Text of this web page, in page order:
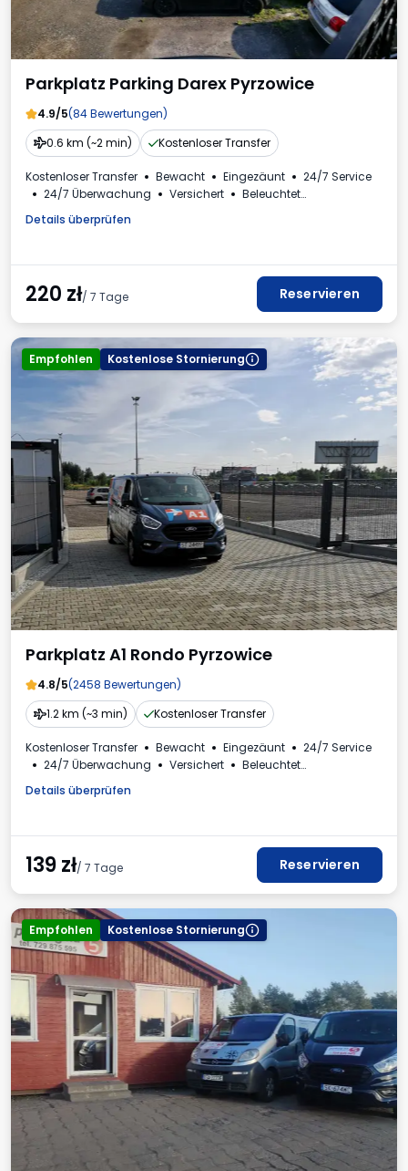
Parkplatz Parking Darex Pyrzowice
4.9/5(84 Bewertungen)
0.6 km (~2 min)
Kostenloser Transfer
Kostenloser Transfer Bewacht Eingezäunt
24/7 Service
24/7 Überwachung
Versichert
Beleuchtet
Details überprüfen
220 zł/ 7 Tage Reservieren
Empfohlen Kostenlose Stornierung
Parkplatz A1 Rondo Pyrzowice
4.8/5(2458 Bewertungen)
1.2 km (~3 min)
Kostenloser Transfer
Kostenloser Transfer Bewacht Eingezäunt
24/7 Service
24/7 Überwachung
Versichert
Beleuchtet
Details überprüfen
139zł/ 7 Tage Reservieren
Empfohlen Kostenlose Stornierung